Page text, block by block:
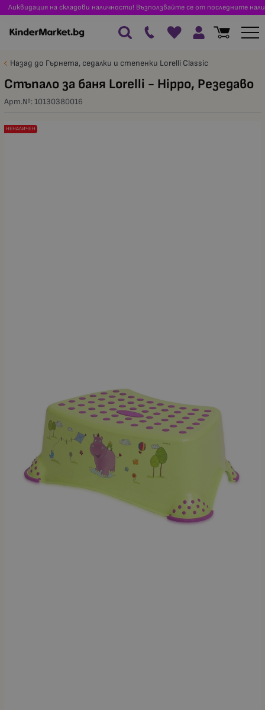
Ликвидация на складови наличности! Възползвайте се от последните
Назад до Гърнета, седалки и степенки Lorelli Classic
Стъпало за баня Lorelli - Hippo, Резедаво
Арт.№:10130380016
НЕНАЛИЧЕН